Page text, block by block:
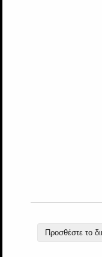
Προσθέστε το